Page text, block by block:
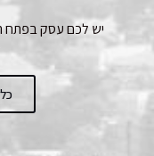
יש לכם עסק בפתח